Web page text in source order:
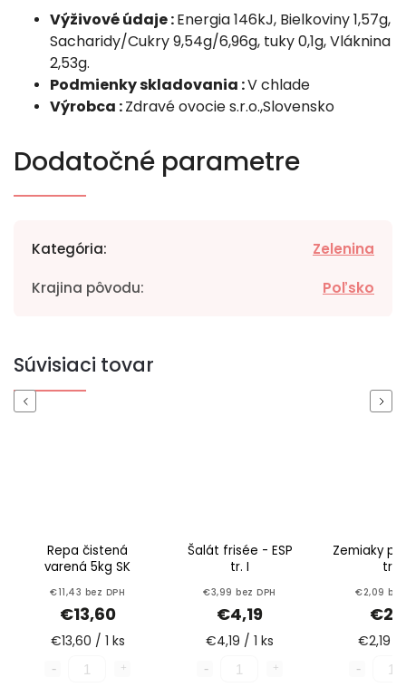
Výživové údaje :Energia 146kJ, Bielkoviny 1,57g,
Sacharidy/Cukry 9,54g/6,96g, tuky 0,1g, Vláknina
2,53g.
Podmienky skladovania :V chlade
Výrobca :Zdravé ovocie s.r.o.,Slovensko
Dodatočné parametre
Kategória: Zelenina
Krajina pôvodu: Poľsko
Súvisiaci tovar
Previous
Repa čistená
varená 5kg SK
€11,43 bez DPH
€13,60
€13,60 / 1 ks
Šalát frisée - ESP
tr. I
€3,99 bez DPH
€4,19
€4,19 / 1 ks
Zemiaky
tr. I
€2,09 bez
€2,19 /
Next